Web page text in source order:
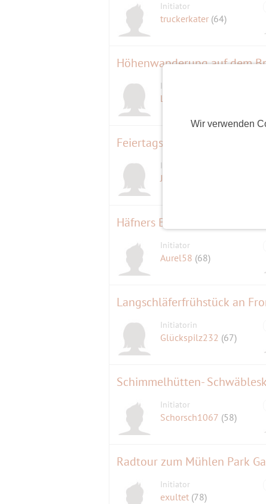
Wir verwenden
Initiator
truckerkater (64)
Höhenwanderung auf dem
Initiatorin
Lachsi
Feiertagsfrühstück
Initiatorin
Jutta
Häfners Besenkammer -
Initiator
Aurel58 (68)
Langschläferfrühstück an
Initiatorin
Glückspilz232 (67)
Schimmelhütten-
Initiator
Schorsch1067 (58)
Radtour zum Mühlen Park
Initiator
exultet (78)